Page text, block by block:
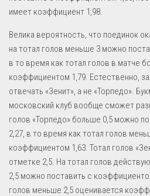
имеет коэффициент 1,98.
Велика вероятность, что поединок
на тотал голов меньше 3 можно
в то время как тотал голов в матче
коэффициентом 1,79. Естественно,
отвечать «Зенит», а не «Торпедо».
московский клуб вообще сможет
голов «Торпедо» больше 0,5 можно
2,27, в то время как тотал голов
коэффициентом 1,63. Тотал голов
отметке 2,5. На тотал голов
2,5 можно поставить с
голов меньше 2,5 оценивается